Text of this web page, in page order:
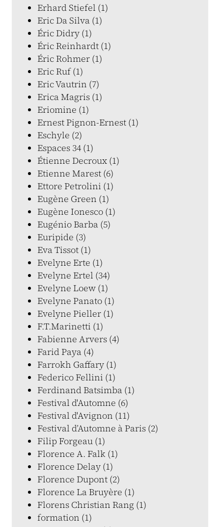
Erhard Stiefel (1)
Eric Da Silva (1)
Éric Didry (1)
Éric Reinhardt (1)
Éric Rohmer (1)
Eric Ruf (1)
Eric Vautrin (7)
Erica Magris (1)
Eriomine (1)
Ernest Pignon-Ernest (1)
Eschyle (2)
Espaces 34 (1)
Étienne Decroux (1)
Etienne Marest (6)
Ettore Petrolini (1)
Eugène Green (1)
Eugène Ionesco (1)
Eugénio Barba (5)
Euripide (3)
Eva Tissot (1)
Evelyne Erte (1)
Evelyne Ertel (34)
Evelyne Loew (1)
Evelyne Panato (1)
Evelyne Pieller (1)
F.T.Marinetti (1)
Fabienne Arvers (4)
Farid Paya (4)
Farrokh Gaffary (1)
Federico Fellini (1)
Ferdinand Batsimba (1)
Festival d'Automne (6)
Festival d'Avignon (11)
Festival d’Automne à Paris (2)
Filip Forgeau (1)
Florence A. Falk (1)
Florence Delay (1)
Florence Dupont (2)
Florence La Bruyère (1)
Florens Christian Rang (1)
formation (1)